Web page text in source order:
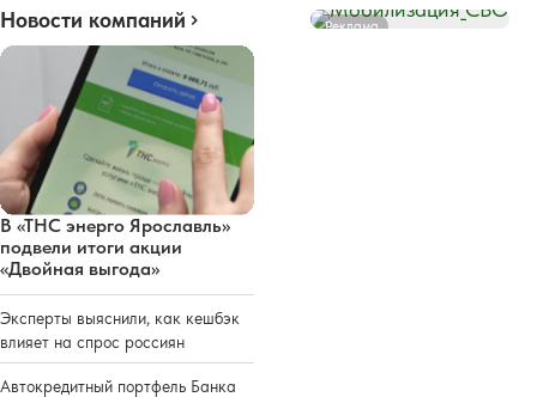
Новости компаний
В «ТНС энерго Ярославль»
подвели итоги акции
«Двойная выгода»
Эксперты выяснили, как кешбэк
влияет на спрос россиян
Автокредитный портфель Банка
Реклама